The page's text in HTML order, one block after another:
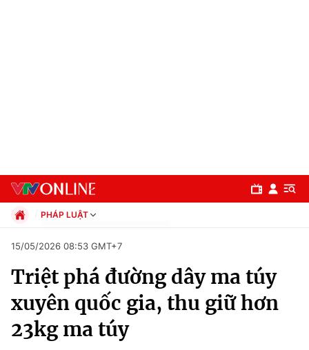
Chuyên mục
Chính trị
PHÁP LUẬT
Xã hội
Pháp luật
Kinh tế
Thể thao
Truyền hình
Văn hóa - Giải trí
15/05/2026 08:53 GMT+7
Triệt phá đường dây ma túy
xuyên quốc gia, thu giữ hơn
23kg ma túy